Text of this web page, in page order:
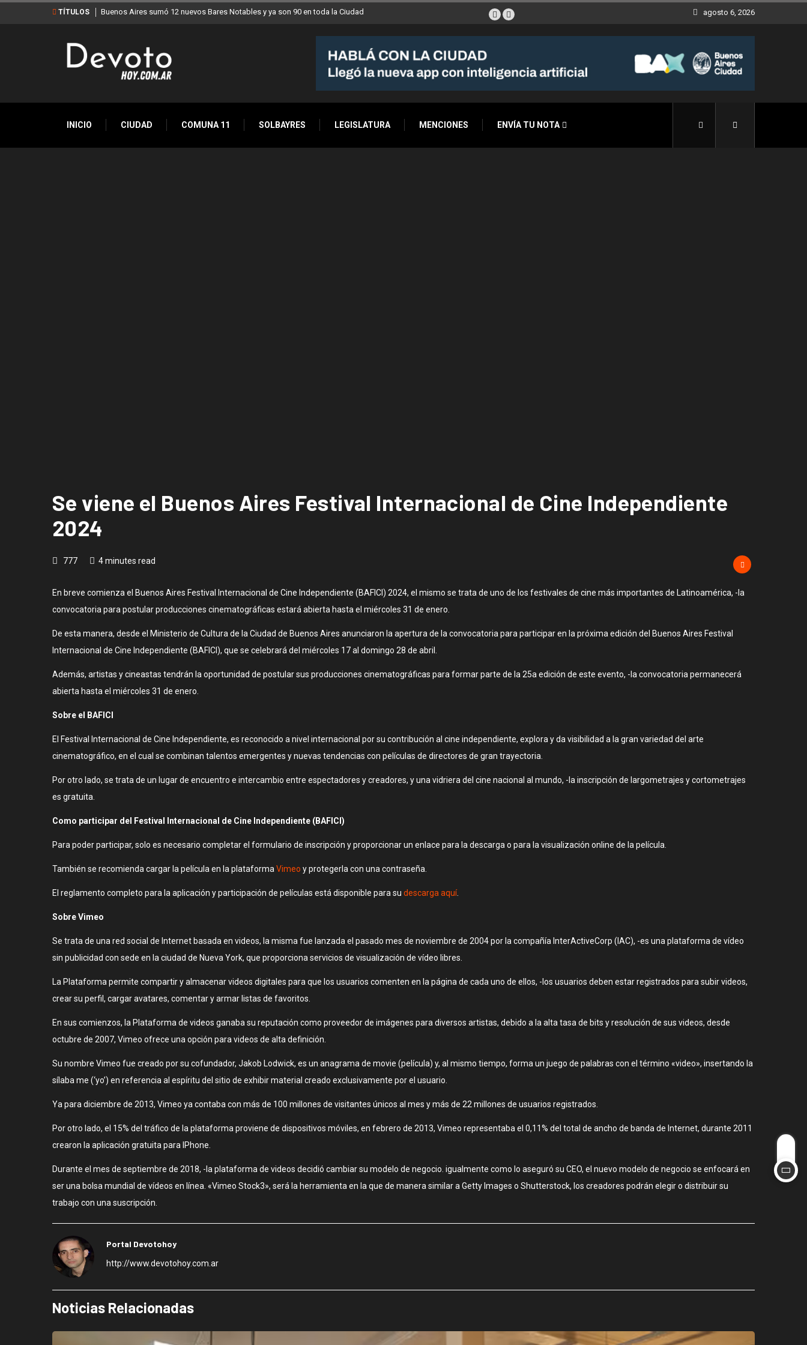
TÍTULOS Buenos Aires sumó 12 nuevos Bares Notables y ya son 90 en toda la Ciudad agosto 6, 2026
INICIO CIUDAD COMUNA 11 SOLBAYRES LEGISLATURA MENCIONES ENVÍA TU NOTA
Se viene el Buenos Aires Festival Internacional de Cine Independiente
2024
777 4 minutes read
En breve comienza el Buenos Aires Festival Internacional de Cine Independiente (BAFICI) 2024, el mismo se trata de uno de los festivales de cine más importantes de Latinoamérica, -la
convocatoria para postular producciones cinematográficas estará abierta hasta el miércoles 31 de enero.
De esta manera, desde el Ministerio de Cultura de la Ciudad de Buenos Aires anunciaron la apertura de la convocatoria para participar en la próxima edición del Buenos Aires Festival
Internacional de Cine Independiente (BAFICI), que se celebrará del miércoles 17 al domingo 28 de abril.
Además, artistas y cineastas tendrán la oportunidad de postular sus producciones cinematográficas para formar parte de la 25a edición de este evento, -la convocatoria permanecerá
abierta hasta el miércoles 31 de enero.
Sobre el BAFICI
El Festival Internacional de Cine Independiente, es reconocido a nivel internacional por su contribución al cine independiente, explora y da visibilidad a la gran variedad del arte
cinematográfico, en el cual se combinan talentos emergentes y nuevas tendencias con películas de directores de gran trayectoria.
Por otro lado, se trata de un lugar de encuentro e intercambio entre espectadores y creadores, y una vidriera del cine nacional al mundo, -la inscripción de largometrajes y cortometrajes
es gratuita.
Como participar del Festival Internacional de Cine Independiente (BAFICI)
Para poder participar, solo es necesario completar el formulario de inscripción y proporcionar un enlace para la descarga o para la visualización online de la película.
También se recomienda cargar la película en la plataforma Vimeo y protegerla con una contraseña.
El reglamento completo para la aplicación y participación de películas está disponible para su descarga aquí.
Sobre Vimeo
Se trata de una red social de Internet basada en videos, la misma fue lanzada el pasado mes de noviembre de 2004 por la compañía InterActiveCorp (IAC), -es una plataforma de vídeo
sin publicidad con sede en la ciudad de Nueva York, que proporciona servicios de visualización de vídeo libres.
La Plataforma permite compartir y almacenar videos digitales para que los usuarios comenten en la página de cada uno de ellos, -los usuarios deben estar registrados para subir videos,
crear su perfil, cargar avatares, comentar y armar listas de favoritos.
En sus comienzos, la Plataforma de videos ganaba su reputación como proveedor de imágenes para diversos artistas, debido a la alta tasa de bits y resolución de sus videos, desde
octubre de 2007, Vimeo ofrece una opción para videos de alta definición.
Su nombre Vimeo fue creado por su cofundador, Jakob Lodwick, es un anagrama de movie (película) y, al mismo tiempo, forma un juego de palabras con el término «video», insertando la
sílaba me (‘yo’) en referencia al espíritu del sitio de exhibir material creado exclusivamente por el usuario.
Ya para diciembre de 2013, Vimeo ya contaba con más de 100 millones de visitantes únicos al mes y más de 22 millones de usuarios registrados.
Por otro lado, el 15% del tráfico de la plataforma proviene de dispositivos móviles, en febrero de 2013, Vimeo representaba el 0,11% del total de ancho de banda de Internet, durante 2011
crearon la aplicación gratuita para IPhone.
Durante el mes de septiembre de 2018, -la plataforma de videos decidió cambiar su modelo de negocio. igualmente como lo aseguró su CEO, el nuevo modelo de negocio se enfocará en
ser una bolsa mundial de vídeos en línea. «Vimeo Stock3​», será la herramienta en la que de manera similar a Getty Images o Shutterstock, los creadores podrán elegir o distribuir su
trabajo con una suscripción.
Portal Devotohoy
http://www.devotohoy.com.ar
Noticias Relacionadas